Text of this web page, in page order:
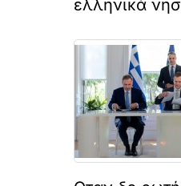
ελληνικά